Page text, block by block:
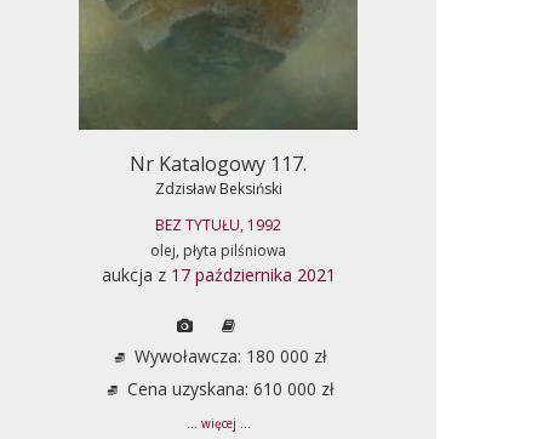
Nr Katalogowy 117.
Zdzisław Beksiński
BEZ TYTUŁU, 1992
olej, płyta pilśniowa
aukcja z 17 października 2021
Wywoławcza: 180 000 zł
Cena uzyskana: 610 000 zł
... więcej ...